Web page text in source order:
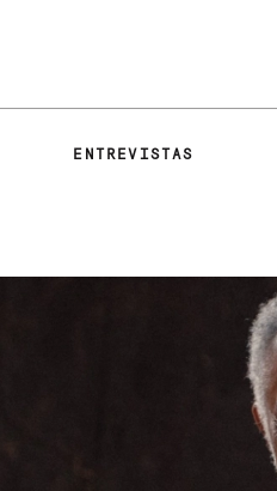
ENTREVISTAS